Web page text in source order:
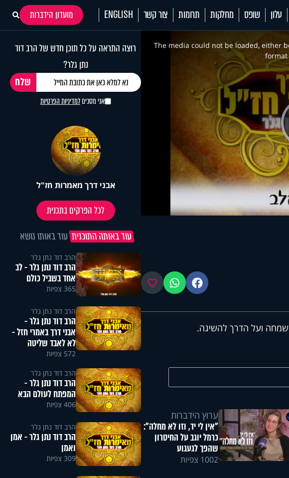
עלון שופס מחלקות תרומות צור קשר ENGLISH
מועדון הידברות
This
modalThe media could not be loaded, either
format
פייסבוקווטסאפ מועדפים
ועל הדרך להשיגה.
ערוץ הידברות
"אין לי יד, וזו לא מחלה":
כרמל יוגב על החיסרון
שהפך לגעגוע
1002 צפיות
רוצה התראה על כל תוכן חדש של הרב דוד
נתן גלר?
אני מסכיםלמדיניות הפרטיות
אבני דרך מאמרות חז"ל
לכל הפרקים בתכנית
עוד באותה התוכנית עוד באותו נושא
הרב דוד נתן גלר
הרב דוד נתן גלר - לב
אחד בשביל כולם
365 צפיות
הרב דוד נתן גלר
הרב דוד נתן גלר -
אבני דרך באמרי חזל -
לא לאבד שליטה
572 צפיות
הרב דוד נתן גלר
הרב דוד נתן גלר -
המפתח לעולם הבא
406 צפיות
הרב דוד נתן גלר
הרב דוד נתן גלר - אמן
ואמן
309 צפיות